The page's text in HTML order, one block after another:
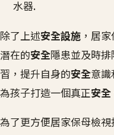
水器.
除了上述安全設施 ，居
潛在的安全隱患並及時
習，提升自身的安全意
為孩子打造一個真正安全
為了更方便居家保母檢